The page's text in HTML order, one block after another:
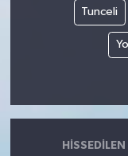
Tunceli
HISSEDILEN